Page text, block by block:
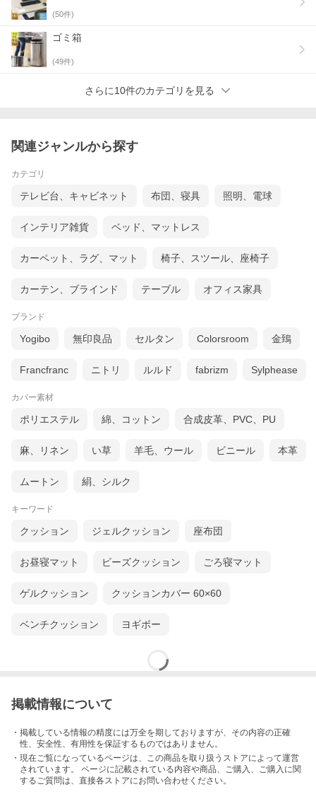
(50件)
ゴミ箱
(49件)
さらに10件のカテゴリを見る
関連ジャンルから探す
カテゴリ
テレビ台、キャビネット 布団、寝具 照明、電球
インテリア雑貨 ベッド、マットレス
カーペット、ラグ、マット 椅子、スツール、座椅子
カーテン、ブラインド テーブル オフィス家具
ブランド
Yogibo 無印良品 セルタン Colorsroom 金鵄
Francfranc ニトリ ルルド fabrizm Sylphease
カバー素材
ポリエステル 綿、コットン 合成皮革、PVC、PU
麻、リネン い草 羊毛、ウール ビニール 本革
ムートン 絹、シルク
キーワード
クッション ジェルクッション 座布団
お昼寝マット ビーズクッション ごろ寝マット
ゲルクッション クッションカバー 60×60
ベンチクッション ヨギボー
掲載情報について
・掲載している情報の精度には万全を期しておりますが、その内容の正確
性、安全性、有用性を保証するものではありません。
・現在ご覧になっているページは、この商品を取り扱うストアによって運営
されています。 ページに記載されている内容や商品、ご購入 、ご購入に関
するご質問は、直接各ストアにお問い合わせください。